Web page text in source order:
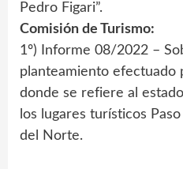
Pedro Figari”.
Comisión de Turismo:
1º) Informe 08/2022 –
planteamiento efectuado
donde se refiere al
los lugares turísticos
del Norte.